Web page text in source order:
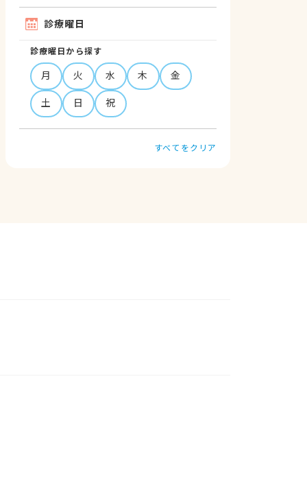
診療曜日
診療曜日から探す
月 火 水 木
金
土
日 祝
すべてをクリア